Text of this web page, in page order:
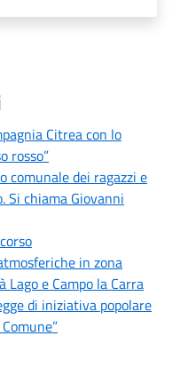
Citrea con lo
rosso”
comunale dei ragazzi e
Si chiama Giovanni
in zona
e Campo la Carra
di iniziativa popolare